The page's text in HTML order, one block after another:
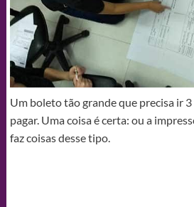
Um boleto tão grande que precisa ir 3
pagar. Uma coisa é certa: ou a
faz coisas desse tipo.